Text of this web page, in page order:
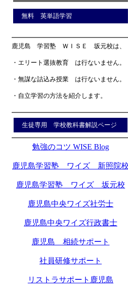
無料 英単語学習
鹿児島 学習塾 ＷＩＳＥ 坂元校は、
・エリート選抜教育 は行ないません。
・無謀な詰込み授業 は行ないません。
・自立学習の方法を紹介します。
生徒専用 学校教科書解説ページ
勉強のコツ WISE Blog
鹿児島学習塾 ワイズ 新照院校
鹿児島学習塾 ワイズ 坂元校
鹿児島中央ワイズ社労士
鹿児島中央ワイズ行政書士
鹿児島 相続サポート
社員研修サポート
リストラサポート鹿児島